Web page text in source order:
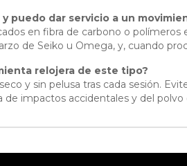
puedo dar servicio a un
en fibra de carbono o
de Seiko u Omega, y, cuando
relojera de este tipo?
y sin pelusa tras cada sesión.
impactos accidentales y del